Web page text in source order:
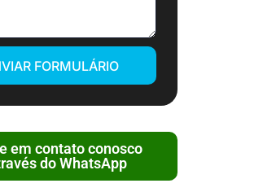
FORMULÁRIO
em contato conosco
do WhatsApp